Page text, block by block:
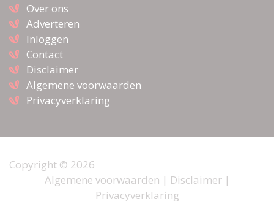
Over ons
Adverteren
Inloggen
Contact
Disclaimer
Algemene voorwaarden
Privacyverklaring
Copyright © 2026
Algemene voorwaarden | Disclaimer|
Privacyverklaring